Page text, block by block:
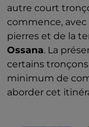
autre court
commence,
pierres et de la
Ossana. La
certains
minimum de
aborder cet